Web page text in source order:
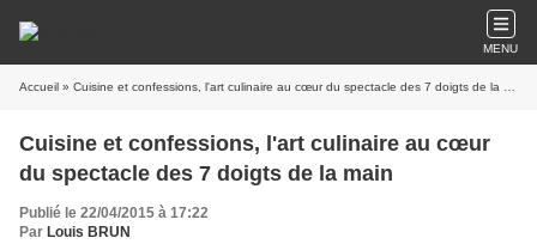
MENU
Accueil » Cuisine et confessions, l'art culinaire au cœur du spectacle des 7 doigts de la main
Cuisine et confessions, l'art culinaire au cœur
du spectacle des 7 doigts de la main
Publié le 22/04/2015 à 17:22
Par Louis BRUN